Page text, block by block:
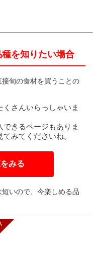
を知りたい場合
旬の食材を買うことの
くさんいらっしゃいま
きるページもありま
みてくださいね。
みる
いので、今楽しめる品